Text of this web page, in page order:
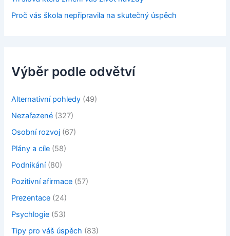
Proč vás škola nepřipravila na skutečný úspěch
Výběr podle odvětví
Alternativní pohledy (49)
Nezařazené (327)
Osobní rozvoj (67)
Plány a cíle (58)
Podnikání(80)
Pozitivní afirmace (57)
Prezentace (24)
Psychlogie (53)
Tipy pro váš úspěch (83)